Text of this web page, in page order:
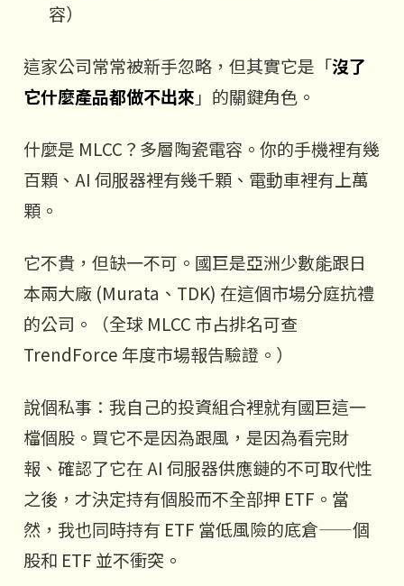
容）
這家公司常常被新手忽略，但其實它是「沒了
它什麼產品都做不出來 」的關鍵角色。
什麼是 MLCC？多層陶瓷電容。你的手機裡有幾
百顆、AI 伺服器裡有幾千顆、電動車裡有上萬
顆。
它不貴，但缺一不可。國巨是亞洲少數能跟日
本兩大廠 (Murata、TDK) 在這個市場分庭抗禮
的公司。（全球 MLCC 市占排名可查
TrendForce 年度市場報告驗證。）
說個私事：我自己的投資組合裡就有國巨這一
檔個股。買它不是因為跟風，是因為看完財
報、確認了它在 AI 伺服器供應鏈的不可取代性
之後，才決定持有個股而不全部押 ETF。當
然，我也同時持有 ETF 當低風險的底倉——個
股和 ETF 並不衝突。